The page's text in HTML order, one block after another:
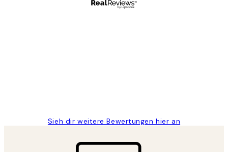
Sieh dir weitere Bewertungen hier an